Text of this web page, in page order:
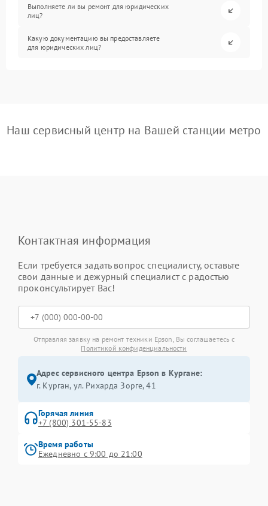
Выполняете ли вы ремонт для юридических
лиц?
Какую документацию вы предоставляете
для юридических лиц?
Наш сервисный центр на Вашей станции метро
Контактная информация
Если требуется задать вопрос специалисту, оставьте
свои данные и дежурный специалист с радостью
проконсультирует Вас!
Отправляя заявку на ремонт техники Epson, Вы соглашаетесь с
Политикой конфиденциальности
Адрес сервисного центра Epson в Кургане:
г. Курган, ул. Рихарда Зорге, 41
Горячая линия
+7 (800) 301-55-83
Время работы
Ежедневно с 9:00 до 21:00